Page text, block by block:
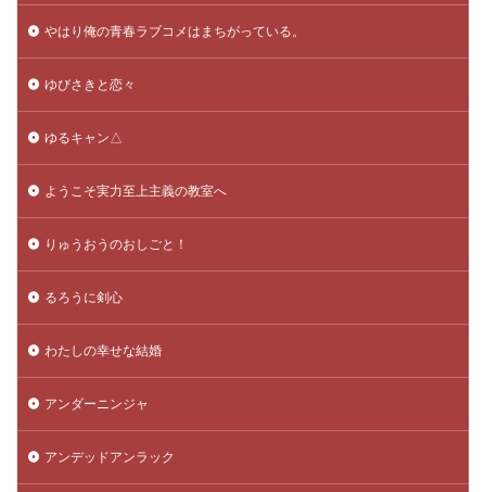
やはり俺の青春ラブコメはまちがっている。
ゆびさきと恋々
ゆるキャン△
ようこそ実力至上主義の教室へ
りゅうおうのおしごと！
るろうに剣心
わたしの幸せな結婚
アンダーニンジャ
アンデッドアンラック